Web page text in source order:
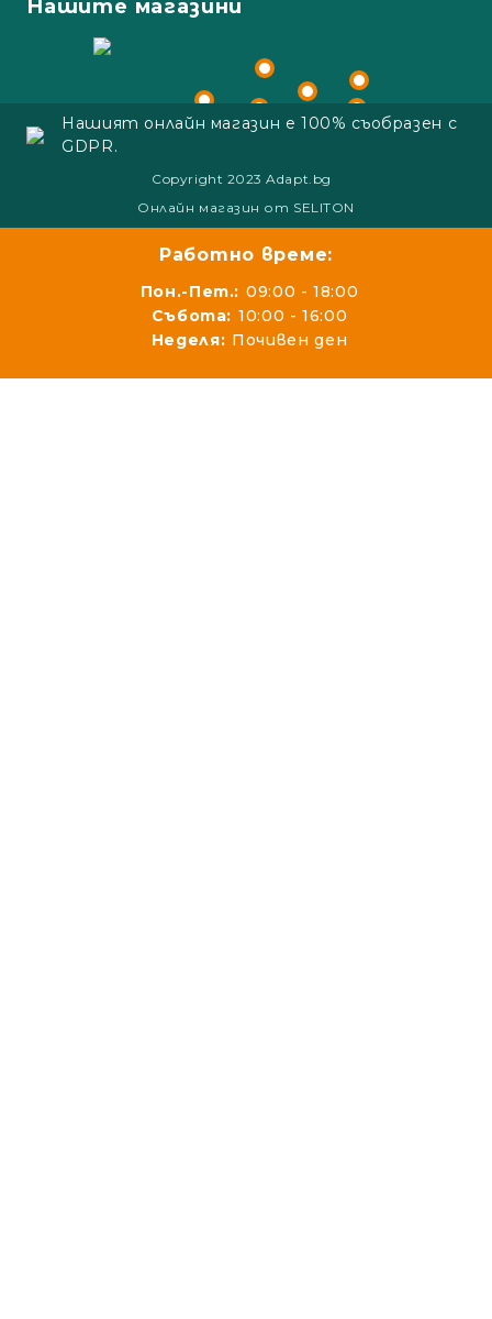
Нашите магазини
Нашият онлайн магазин е 100% съобразен с
GDPR.
Copyright 2023 Adapt.bg
Онлайн магазин от SELITON
Работно време:
Пон.-Пет.: 09:00 - 18:00
Събота: 10:00 - 16:00
Неделя: Почивен ден